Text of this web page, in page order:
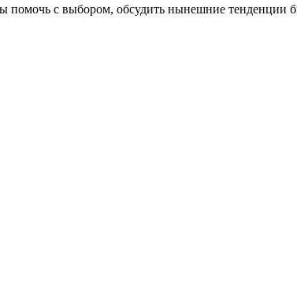
помочь с выбором, обсудить нынешние тенденции